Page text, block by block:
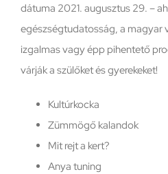
dátuma 2021. augusztus 29. –
egészségtudatosság, a magyar
izgalmas vagy épp pihentető
várják a szülőket és gyerekeket!
Kultúrkocka
Zümmögő kalandok
Mit rejt a kert?
Anya tuning